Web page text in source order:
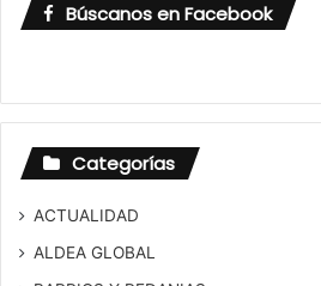
Búscanos en Facebook
Categorías
ACTUALIDAD
ALDEA GLOBAL